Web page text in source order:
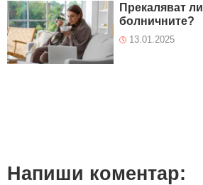
Прекаляват
болничните?
13.01.2025
Напиши коментар: